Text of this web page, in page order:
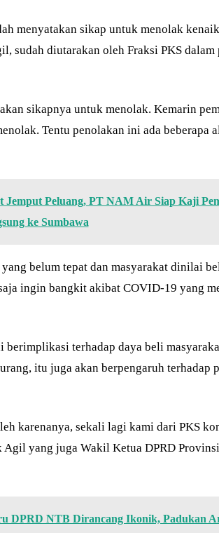
menyatakan sikap untuk menolak
sudah diutarakan oleh Fraksi PKS dalam
sikapnya untuk menolak. Kemarin
Tentu penolakan ini ada beberapa
Jemput Peluang, PT NAM Air Siap Kaji
ke Sumbawa
belum tepat dan masyarakat dinilai
ingin bangkit akibat COVID-19 yang
berimplikasi terhadap daya beli
itu juga akan berpengaruh terhadap
karenanya, sekali lagi kami dari PKS
Agil yang juga Wakil Ketua DPRD
DPRD NTB Dirancang Ikonik, Padukan